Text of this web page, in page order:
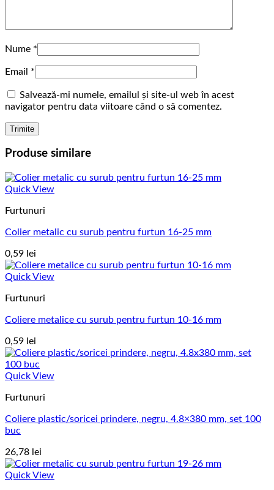
Nume *
Email *
Salvează-mi numele, emailul și site-ul web în acest
navigator pentru data viitoare când o să comentez.
Produse similare
Quick View
Furtunuri
Colier metalic cu surub pentru furtun 16-25 mm
0,59 lei
Quick View
Furtunuri
Coliere metalice cu surub pentru furtun 10-16 mm
0,59 lei
Quick View
Furtunuri
Coliere plastic/soricei prindere, negru, 4.8×380 mm, set 100
buc
26,78 lei
Quick View